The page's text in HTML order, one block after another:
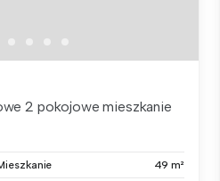
2 pokojowe mieszkanie
49 m²